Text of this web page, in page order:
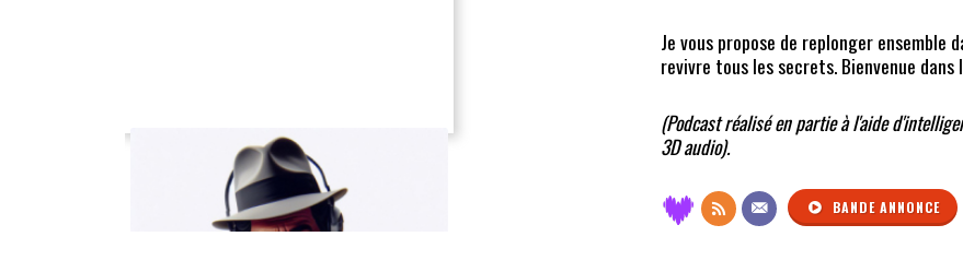
Je vous propose de replonger
revivre tous les secrets. Bienvenue dans
(Podcast réalisé en partie à l'aide
3D audio).
BANDE ANNONCE